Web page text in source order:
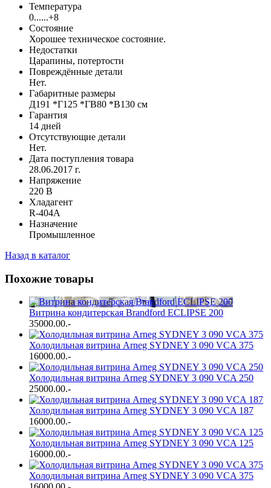
Температура
0......+8
Состояние
Хорошее техническое состояние.
Недостатки
Царапины, потертости
Повреждённые детали
Нет.
Габаритные размеры
Д191 *Г125 *ГВ80 *В130 см
Гарантия
14 дней
Отсутствующие детали
Нет.
Дата поступления товара
28.06.2017 г.
Напряжение
220 В
Хладагент
R-404A
Назначение
Промышленное
Назад в каталог
Похожие товары
Витрина кондитерская Brandford ECLIPSE 200
35000.00.-
Холодильная витрина Arneg SYDNEY 3 090 VCA 375
16000.00.-
Холодильная витрина Arneg SYDNEY 3 090 VCA 250
25000.00.-
Холодильная витрина Arneg SYDNEY 3 090 VCA 187
16000.00.-
Холодильная витрина Arneg SYDNEY 3 090 VCA 125
16000.00.-
Холодильная витрина Arneg SYDNEY 3 090 VCA 375